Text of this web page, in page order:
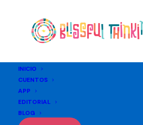
INICIO
CUENTOS
APP
EDITORIAL
BLOG